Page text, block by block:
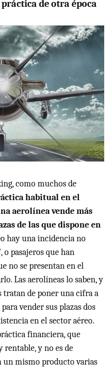
de otra época
como muchos de
habitual en el
aerolínea vende más
de las que dispone en
hay una incidencia no
o pasajeros que han
no se presentan en el
Las aerolíneas lo saben, y
de poner una cifra a
vender sus plazas dos
en el sector aéreo.
financiera, que
rentable, y no es de
un mismo producto varias